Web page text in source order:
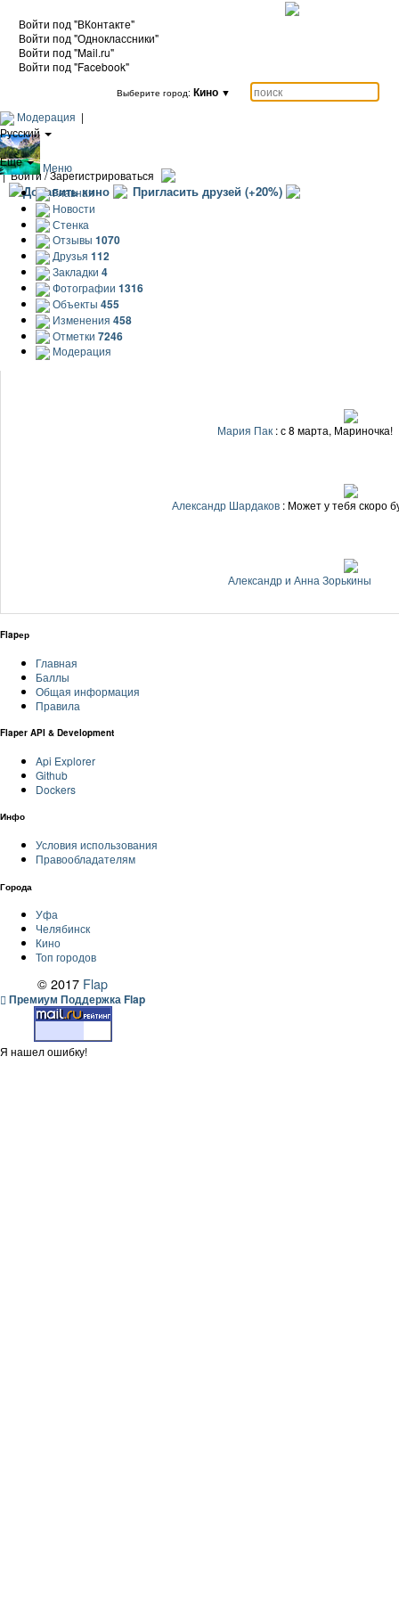
Войти под "ВКонтакте"
Войти под "Одноклассники"
Войти под "Mail.ru"
Войти под "Facebook"
Выберите город: Кино ▼
Модерация |
Русский
|
Еще
|Войти / Зарегистрироваться
Добавить кино Пригласить друзей (+20%)
Меню
Главная
Новости
Стенка
Отзывы 1070
Друзья 112
Закладки 4
Фотографии 1316
Объекты 455
Изменения 458
Отметки 7246
Модерация
Мария Пак: с 8 марта, Мариночка!
Александр Шардаков: Может у тебя скоро
Александр и Анна Зорькины
Flapер
Главная
Баллы
Общая информация
Правила
Flaper API & Development
Api Explorer
Github
Dockers
Инфо
Условия использования
Правообладателям
Города
Уфа
Челябинск
Кино
Топ городов
© 2017 Flap
Премиум Поддержка Flap
Я нашел ошибку!